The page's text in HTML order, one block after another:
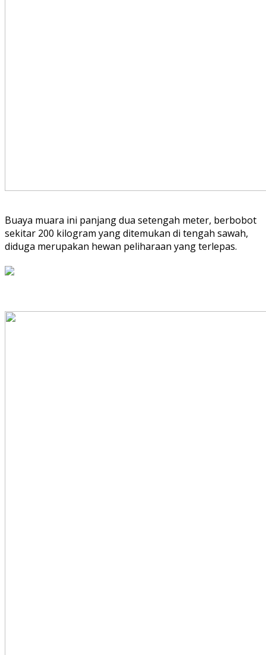
Buaya muara ini panjang dua setengah meter, berbobot
sekitar 200 kilogram yang ditemukan di tengah sawah,
diduga merupakan hewan peliharaan yang terlepas.